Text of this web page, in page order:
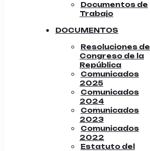
Documentos de
Trabajo
DOCUMENTOS
Resoluciones del
Congreso de la
República
Comunicados
2025
Comunicados
2024
Comunicados
2023
Comunicados
2022
Estatuto del